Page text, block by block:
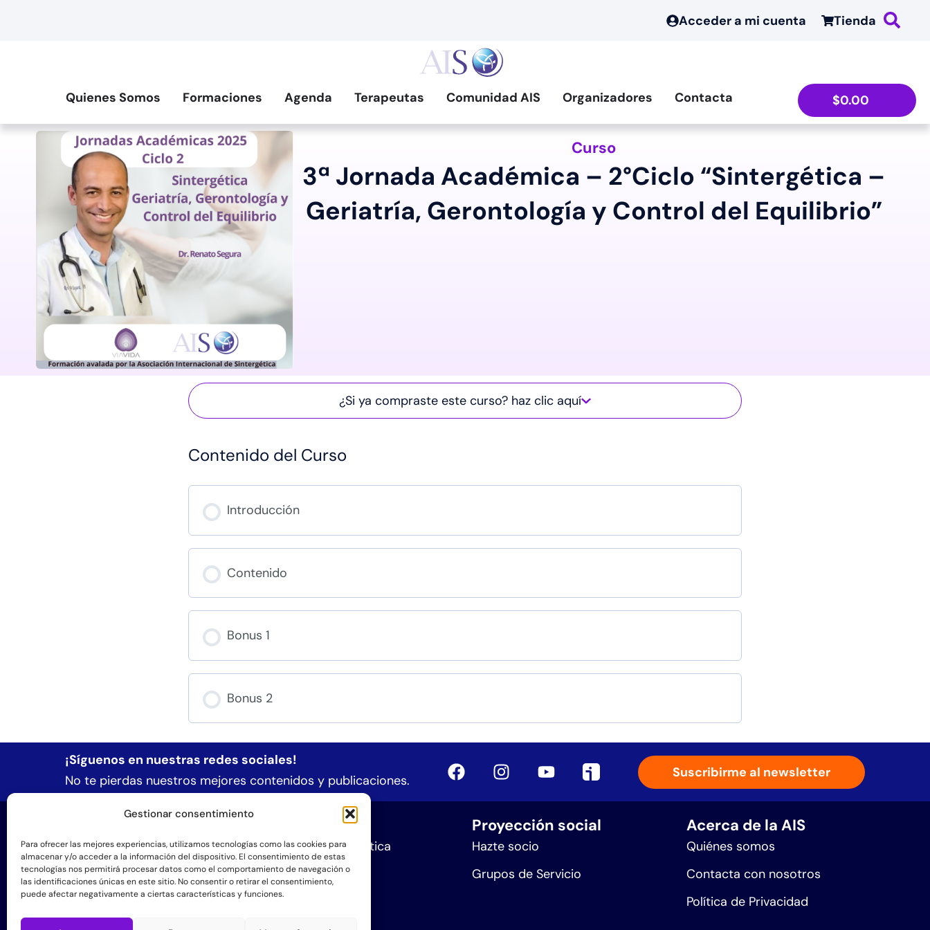
Gestionar consentimiento
Para ofrecer las mejores experiencias, utilizamos tecnologías como las cookies para
almacenar y/o acceder a la información del dispositivo. El consentimiento de estas
tecnologías nos permitirá procesar datos como el comportamiento de navegación o
las identificaciones únicas en este sitio. No consentir o retirar el consentimiento,
puede afectar negativamente a ciertas características y funciones.
Acceder a mi cuenta Tienda
Quienes Somos Formaciones Agenda Terapeutas Comunidad AIS Organizadores Contacta $0.00
Curso
3ª Jornada Académica – 2°Ciclo “Sintergética –
Geriatría, Gerontología y Control del Equilibrio”
¿Si ya compraste este curso? haz clic aquí
Contenido del Curso
Introducción
Contenido
Bonus 1
Bonus 2
¡Síguenos en nuestras redes sociales!
No te pierdas nuestros mejores contenidos y publicaciones.
Suscribirme al newsletter
+57 3184543140
info@sintergetica.org
Formaciones
Formación Sintergética
Manos para Sanar
Espacio Ser
Proyección social
Hazte socio
Grupos de Servicio
Acerca de la AIS
Quiénes somos
Contacta con nosotros
Política de Privacidad